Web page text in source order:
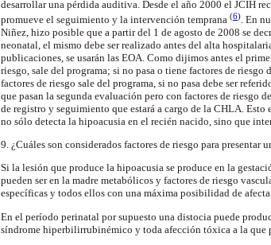
desarrollar una pérdida auditiva. Desde el año 2000 el JCIH
promueve el seguimiento y la intervención temprana (6) . En
Niñez, hizo posible que a partir del 1 de agosto de 2008 se
neonatal, el mismo debe ser realizado antes del alta
publicaciones, se usarán las EOA. Como dijimos antes el
riesgo, sale del programa; si no pasa o tiene factores de
factores de riesgo sale del programa, si no pasa debe ser
que pasan la segunda evaluación pero con factores de riesgo
de registro y seguimiento que estará a cargo de la CHLA.
no sólo detecta la hipoacusia en el recién nacido, sino que
9. ¿Cuáles son considerados factores de riesgo para presentar
Si la lesión que produce la hipoacusia se produce en la
pueden ser en la madre metabólicos y factores de riesgo
específicas y todos ellos con una máxima posibilidad de
En el período perinatal por supuesto una distocia puede
síndrome hiperbilirrubinémico y toda afección tóxica a la que